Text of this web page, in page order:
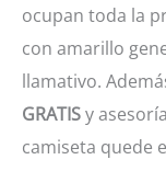
ocupan toda la
con amarillo
llamativo.
GRATISy
camiseta quede